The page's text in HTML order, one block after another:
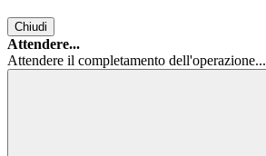
Chiudi
Attendere...
Attendere il completamento dell'operazione...